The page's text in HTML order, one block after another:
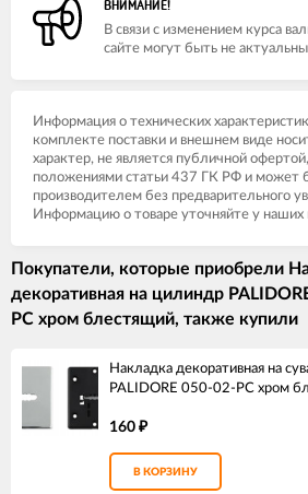
ВНИМАНИЕ!
В связи с изменением курса
сайте могут быть не
Информация о технических
комплекте поставки и внешнем виде
характер, не является публичной
положениями статьи 437 ГК РФ и может
производителем без предварительного
Информацию о товаре уточняйте у
Покупатели, которые приобрели
декоративная на цилиндр
PC хром блестящий, также купили
Накладка декоративная на
PALIDORE 050-02-PC хром
160 ₽
В КОРЗИНУ